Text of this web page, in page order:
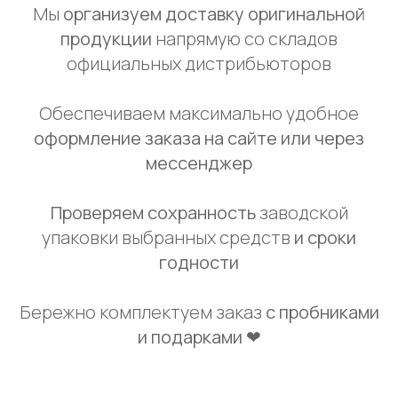
Мы организуем доставку оригинальной
продукции напрямую со складов
официальных дистрибьюторов
Обеспечиваем максимально удобное
оформление заказа на сайте или через
мессенджер
Проверяем сохранностьзаводской
упаковки выбранных средств и сроки
годности
Бережно комплектуем заказ с пробниками
и подарками ❤